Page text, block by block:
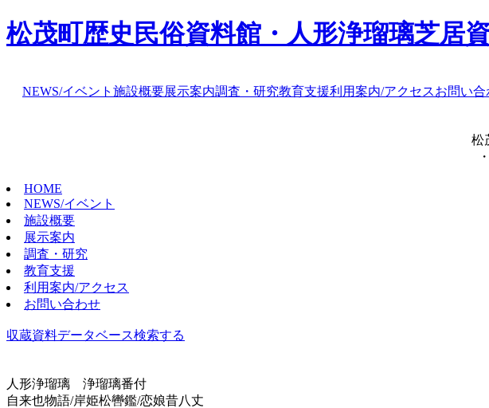
松茂町歴史民俗資料館・人形浄瑠璃芝居
NEWS/イベント 施設概要展示案内調査・研究教育支援利用案内/アクセスお問い合
松
HOME
NEWS/イベント
施設概要
展示案内
調査・研究
教育支援
利用案内/アクセス
お問い合わせ
収蔵資料データベース検索する
人形浄瑠璃 浄瑠璃番付
自来也物語/岸姫松轡鑑/恋娘昔八丈